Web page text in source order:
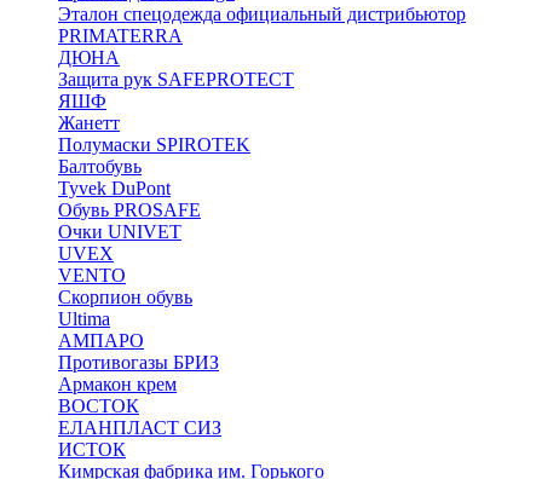
Эталон спецодежда официальный дистрибьютор
PRIMATERRA
ДЮНА
Защита рук SAFEPROTECT
ЯШФ
Жанетт
Полумаски SPIROTEK
Балтобувь
Tyvek DuPont
Обувь PROSAFE
Очки UNIVET
UVEX
VENTO
Скорпион обувь
Ultima
АМПАРО
Противогазы БРИЗ
Армакон крем
ВОСТОК
ЕЛАНПЛАСТ СИЗ
ИСТОК
Кимрская фабрика им. Горького